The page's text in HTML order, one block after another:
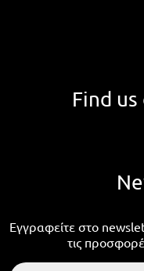
Find
Εγγραφείτε στο
τις